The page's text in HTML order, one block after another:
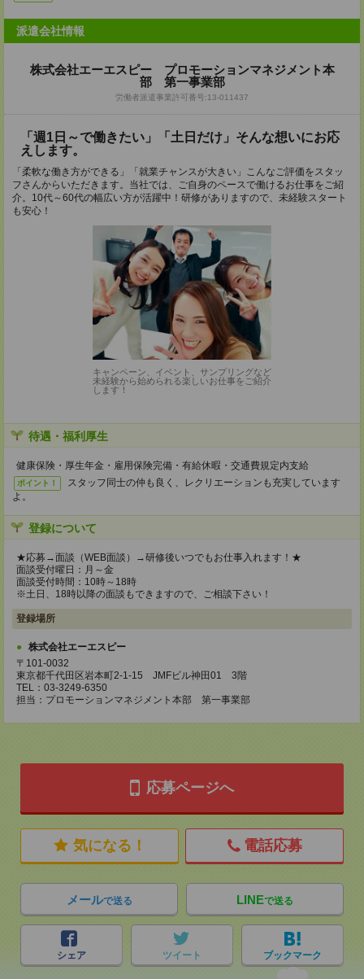
派遣会社情報
株式会社エーエスピー プロモーションマネジメント本
部 第一事業部
労働者派遣事業許可番号:13-011437
「週1日～で働きたい」「土日だけ」そんな想いにお応
えします。
「柔軟な働き方ができる」「就業チャンスが大きい」こんなご評価をスタッ
フさんからいただきます。当社では、ご自身のペースで働けるお仕事をご紹
介。10代～60代の幅広い方が活躍中！研修がありますので、未経験スタート
も安心！
キャンペーン、イベント、サンプリングなど
未経験から始められる楽しいお仕事をご紹介
します！
待遇・福利厚生
健康保険・厚生年金・雇用保険完備・有給休暇・交通費規定内支給
ポイント！
スタッフ同士の仲も良く、レクリエーションも充実しています
よ。
登録について
★応募→面談（WEB面談）→研修後いつでもお仕事入れます！★
面談受付曜日：月～金
面談受付時間：10時～18時
※土日、18時以降の面談もできますので、ご相談下さい！
登録場所
株式会社エーエスピー
〒101-0032
東京都千代田区岩本町2-1-15 JMFビル神田01 3階
TEL：03-3249-6350
担当：プロモーションマネジメント本部 第一事業部
応募ページへ
気になる！ 電話応募
メールで送る LINEで送る
シェア ツイート ブックマーク